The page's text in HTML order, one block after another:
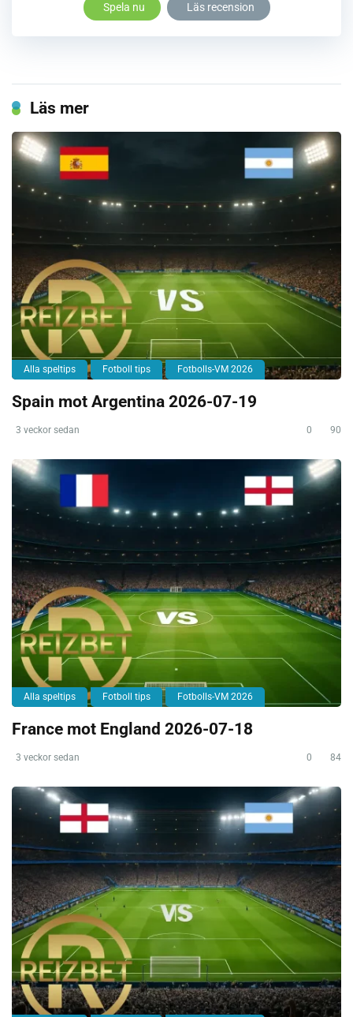
Spela nu Läs recension
Läs mer
Alla speltips Fotboll tips Fotbolls-VM 2026
Spain mot Argentina 2026-07-19
3 veckor sedan 0 90
Alla speltips Fotboll tips Fotbolls-VM 2026
France mot England 2026-07-18
3 veckor sedan 0 84